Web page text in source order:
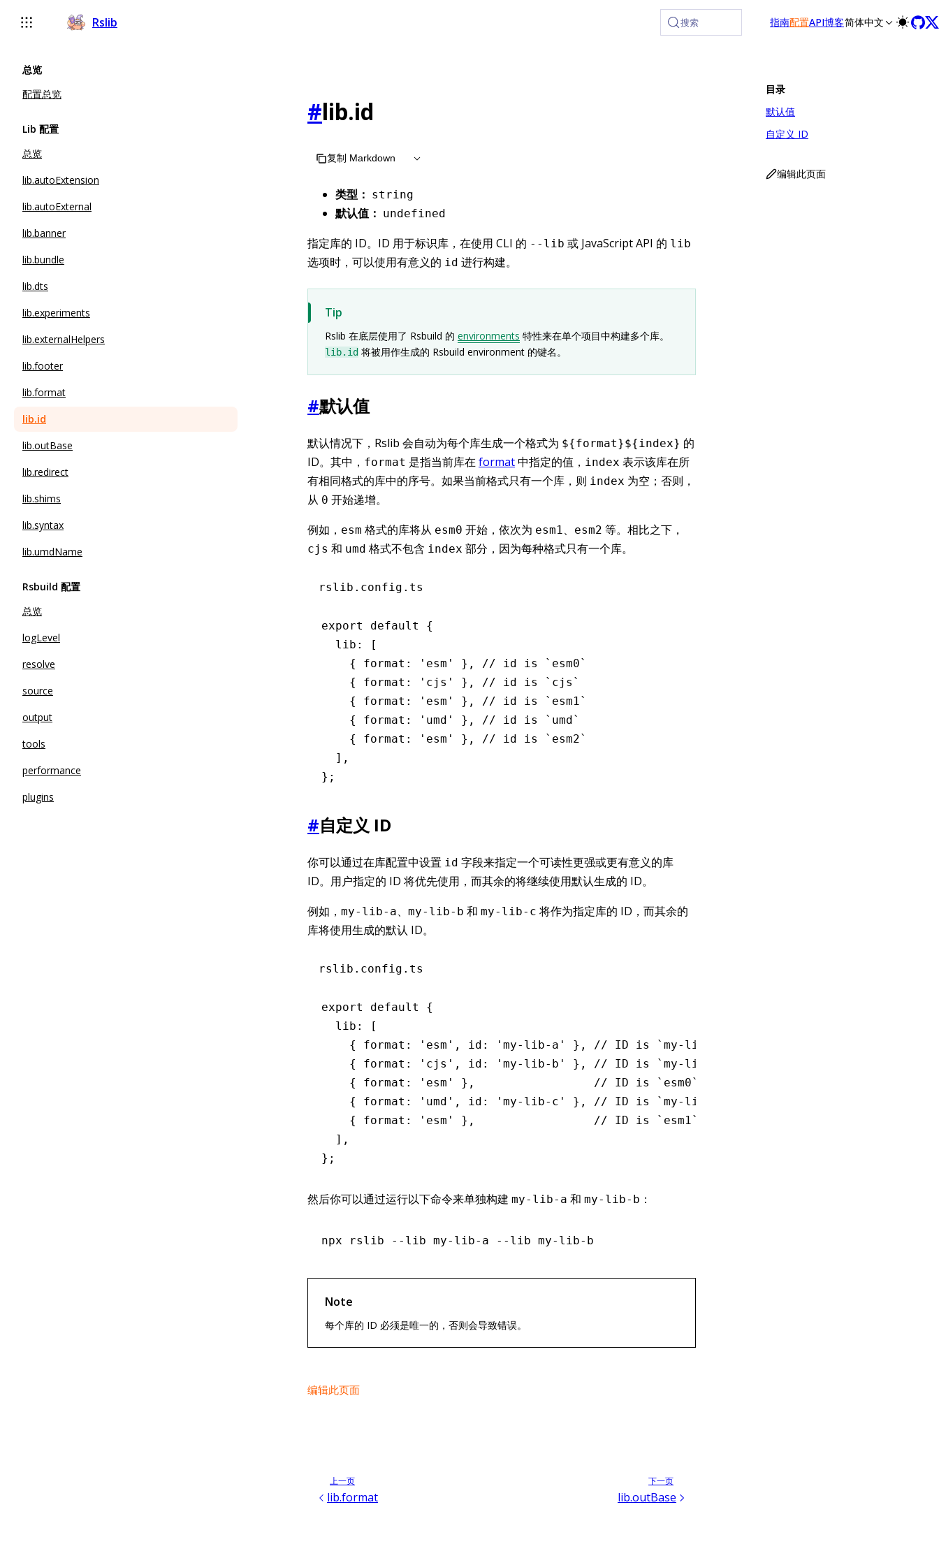
Rslib 搜索 指南配置API博客简体中文
总览
配置总览
Lib 配置
总览
lib.autoExtension
lib.autoExternal
lib.banner
lib.bundle
lib.dts
lib.experiments
lib.externalHelpers
lib.footer
lib.format
lib.id
lib.outBase
lib.redirect
lib.shims
lib.syntax
lib.umdName
Rsbuild 配置
总览
logLevel
resolve
source
output
tools
performance
plugins
#lib.id
复制 Markdown
类型： string
默认值： undefined
指定库的 ID。ID 用于标识库，在使用 CLI 的 --lib 或 JavaScript API 的 lib
选项时，可以使用有意义的 id 进行构建。
Tip
Rslib 在底层使用了 Rsbuild 的 environments 特性来在单个项目中构建多个库。
lib.id 将被用作生成的 Rsbuild environment 的键名。
#默认值
默认情况下，Rslib 会自动为每个库生成一个格式为 ${format}${index} 的
ID。其中， format 是指当前库在 format中指定的值， index 表示该库在所
有相同格式的库中的序号。如果当前格式只有一个库，则 index 为空；否则，
从 0 开始递增。
例如， esm 格式的库将从 esm0 开始，依次为 esm1 、 esm2 等。相比之下，
cjs 和 umd 格式不包含 index 部分，因为每种格式只有一个库。
rslib.config.ts
export default
{
  lib
:
[
    { format
: 'esm' } ,
// id is `esm0`
    { format
: 'cjs' } ,
// id is `cjs`
    { format
: 'esm' } ,
// id is `esm1`
    { format
: 'umd' } ,
// id is `umd`
    { format
: 'esm' } ,
// id is `esm2`
  ]
,
};
#自定义 ID
你可以通过在库配置中设置 id 字段来指定一个可读性更强或更有意义的库
ID。用户指定的 ID 将优先使用，而其余的将继续使用默认生成的 ID。
例如， my-lib-a、 my-lib-b 和 my-lib-c 将作为指定库的 ID，而其余的
库将使用生成的默认 ID。
rslib.config.ts
export default
{
  lib
:
[
    { format
: 'esm' , id : 'my-lib-a' } ,
// ID is `my-lib-a`
    { format
: 'cjs' , id : 'my-lib-b' } ,
// ID is `my-lib-b`
    { format
: 'esm' } ,
                 // ID is `esm0`
    { format
: 'umd' , id : 'my-lib-c' } ,
// ID is `my-lib-c`
    { format
: 'esm' } ,
                 // ID is `esm1`
  ]
,
};
然后你可以通过运行以下命令来单独构建 my-lib-a 和 my-lib-b ：
npx rslib --lib my-lib-a --lib my-lib-b
Note
每个库的 ID 必须是唯一的，否则会导致错误。
编辑此页面
上一页
lib.format
下一页
lib.outBase
目录
默认值
自定义 ID
编辑此页面